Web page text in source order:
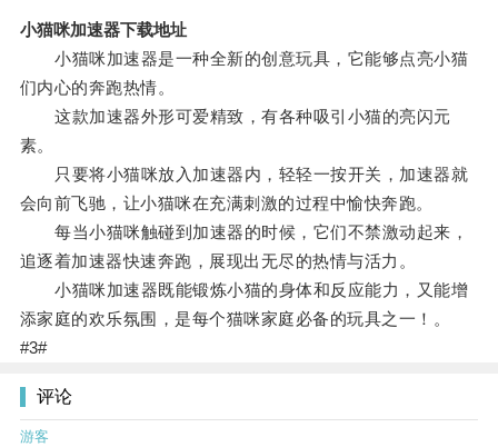
小猫咪加速器下载地址
小猫咪加速器是一种全新的创意玩具，它能够点亮小猫
们内心的奔跑热情。
这款加速器外形可爱精致，有各种吸引小猫的亮闪元
素。
只要将小猫咪放入加速器内，轻轻一按开关，加速器就
会向前飞驰，让小猫咪在充满刺激的过程中愉快奔跑。
每当小猫咪触碰到加速器的时候，它们不禁激动起来，
追逐着加速器快速奔跑，展现出无尽的热情与活力。
小猫咪加速器既能锻炼小猫的身体和反应能力，又能增
添家庭的欢乐氛围，是每个猫咪家庭必备的玩具之一！。
#3#
评论
游客